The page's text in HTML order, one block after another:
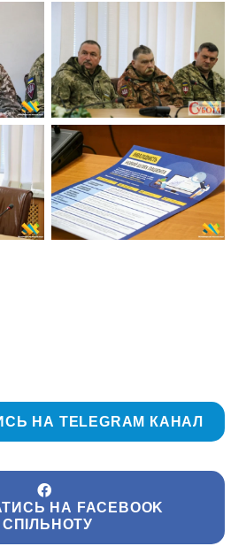
НА TELEGRAM КАНАЛ
НА FACEBOOK
СПІЛЬНОТУ